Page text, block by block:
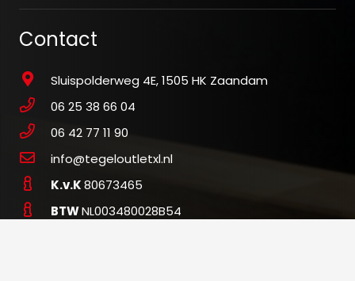
Contact
Sluispolderweg 4E, 1505 HK Zaandam
06 25 38 66 04
06 42 77 11 90
info@tegeloutletxl.nl
K.v.K80673465
BTWNL003480028B54